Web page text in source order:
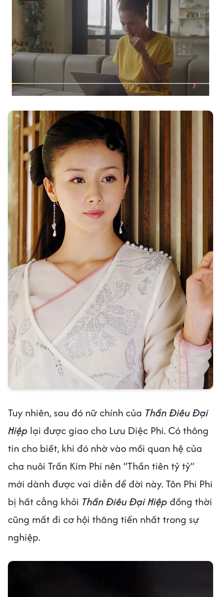
Tuy nhiên, sau đó nữ chính của Thần Điêu Đại
Hiệp lại được giao cho Lưu Diệc Phi. Có thông
tin cho biết, khi đó nhờ vào mối quan hệ của
cha nuôi Trần Kim Phi nên “Thần tiên tỷ tỷ”
mới dành được vai diễn để đời này. Tôn Phi Phi
bị hất cẳng khỏi Thần Điêu Đại Hiệp đồng thời
cũng mất đi cơ hội thăng tiến nhất trong sự
nghiệp.